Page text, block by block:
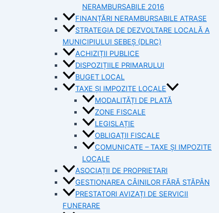
NERAMBURSABILE 2016
FINANȚĂRI NERAMBURSABILE ATRASE
STRATEGIA DE DEZVOLTARE LOCALĂ A
MUNICIPIULUI SEBEȘ (DLRC)
ACHIZIȚII PUBLICE
DISPOZIȚIILE PRIMARULUI
BUGET LOCAL
TAXE ȘI IMPOZITE LOCALE
MODALITĂȚI DE PLATĂ
ZONE FISCALE
LEGISLAȚIE
OBLIGAȚII FISCALE
COMUNICATE – TAXE ȘI IMPOZITE
LOCALE
ASOCIAȚII DE PROPRIETARI
GESTIONAREA CÂINILOR FĂRĂ STĂPÂN
PRESTATORI AVIZAȚI DE SERVICII
FUNERARE